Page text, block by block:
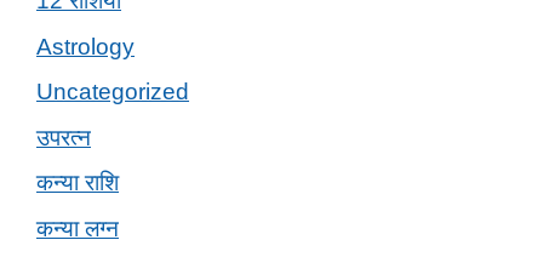
Astrology
Uncategorized
उपरत्न
कन्या राशि
कन्या लग्न